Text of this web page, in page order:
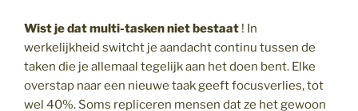
Wist je dat multi-tasken niet bestaat ! In
werkelijkheid switcht je aandacht continu tussen de
taken die je allemaal tegelijk aan het doen bent. Elke
overstap naar een nieuwe taak geeft focusverlies, tot
wel 40%. Soms repliceren mensen dat ze het gewoon